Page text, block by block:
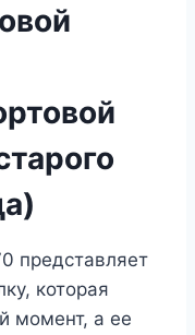
представляет
которая
момент, а ее